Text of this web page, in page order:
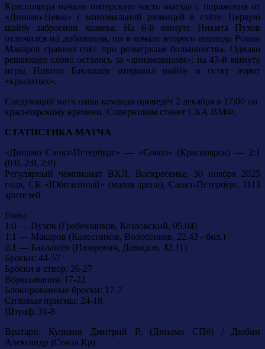
Красноярцы начали питерскую часть выезда с поражения от
«Динамо-Невы» с минимальной разницей в счёте. Первую
шайбу забросили хозяева. На 6-й минуте Никита Пухов
отличился на добивании, но в начале второго периода Роман
Макаров сравнял счёт при розыгрыше большинства. Однако
решающее слово осталось за «динамовцами»: на 43-й минуте
игры Никита Баклашёв отправил шайбу в сетку ворот
«крылатых».
Следующий матч наша команда проведёт 2 декабря в 17:00 по
красноярскому времени. Соперником станет СКА-ВМФ.
СТАТИСТИКА МАТЧА
«Динамо Санкт-Петербург» — «Сокол» (Красноярск) — 2:1
(0:0, 2:0, 2:0)
Регулярный чемпионат ВХЛ. Воскресенье, 30 ноября 2025
года, СК «Юбилейный» (малая арена), Санкт-Петербург, 1113
зрителей
Голы:
1:0 — Пухов (Гребенщиков, Козловский, 05.04)
1:1 — Макаров (Колесников, Волосенков, 22.43 - бол.)
2:1 — Баклашёв (Назаревич, Давыдов, 42.11)
Броски: 44-57
Броски в створ: 26-27
Вбрасывания: 17-22
Блокированные броски: 17-7
Силовые приемы: 24-18
Штраф: 31-8
Вратари: Куликов Дмитрий Р. (Динамо СПб) / Дюбин
Александр (Сокол Кр)